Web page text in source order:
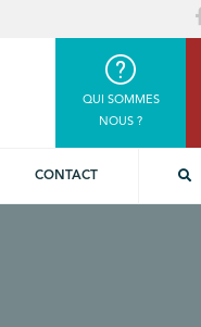
QUI SOMMES
NOUS ?
CONTACT